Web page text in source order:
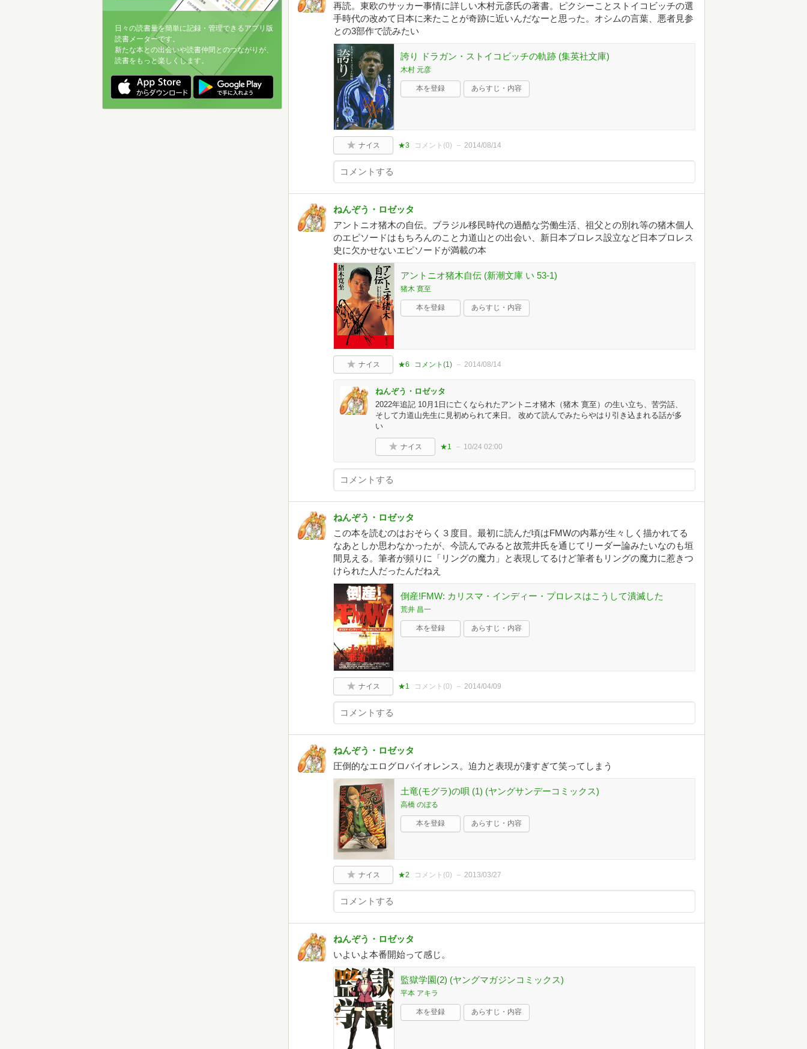
再読。東欧のサッカー事情に詳しい木村元彦氏の著書。ピクシーことストイコビッチの選
手時代の改めて日本に来たことが奇跡に近いんだなーと思った。オシムの言葉、悪者見参
との3部作で読みたい
誇り ドラガン・ストイコビッチの軌跡 (集英社文庫)
木村 元彦
本を登録 あらすじ・内容
ナイス ★3 コメント(0) 2014/08/14
ねんぞう・ロゼッタ
アントニオ猪木の自伝。ブラジル移民時代の過酷な労働生活、祖父との別れ等の猪木個人
のエピソードはもちろんのこと力道山との出会い、新日本プロレス設立など日本プロレス
史に欠かせないエピソードが満載の本
アントニオ猪木自伝 (新潮文庫 い 53-1)
猪木 寛至
本を登録 あらすじ・内容
ナイス ★6 コメント(1 ) 2014/08/14
ねんぞう・ロゼッタ
2022年追記 10月1日に亡くなられたアントニオ猪木（猪木 寛至）の生い立ち、苦労話、
そして力道山先生に見初められて来日。 改めて読んでみたらやはり引き込まれる話が多
い
ナイス ★1 10/24 02:00
ねんぞう・ロゼッタ
この本を読むのはおそらく３度目。最初に読んだ頃はFMWの内幕が生々しく描かれてる
なあとしか思わなかったが、今読んでみると故荒井氏を通じてリーダー論みたいなのも垣
間見える。筆者が頻りに「リングの魔力」と表現してるけど筆者もリングの魔力に惹きつ
けられた人だったんだねえ
倒産!FMW: カリスマ・インディー・プロレスはこうして潰滅した
荒井 昌一
本を登録 あらすじ・内容
ナイス ★1 コメント(0) 2014/04/09
ねんぞう・ロゼッタ
圧倒的なエログロバイオレンス。迫力と表現が凄すぎて笑ってしまう
土竜(モグラ)の唄 (1) (ヤングサンデーコミックス)
高橋 のぼる
本を登録 あらすじ・内容
ナイス ★2 コメント(0) 2013/03/27
ねんぞう・ロゼッタ
いよいよ本番開始って感じ。
監獄学園(2) (ヤングマガジンコミックス)
平本 アキラ
本を登録 あらすじ・内容
日々の読書量を簡単に記録・管理できるアプリ版
読書メーターです。
新たな本との出会いや読書仲間とのつながりが、
読書をもっと楽しくします。